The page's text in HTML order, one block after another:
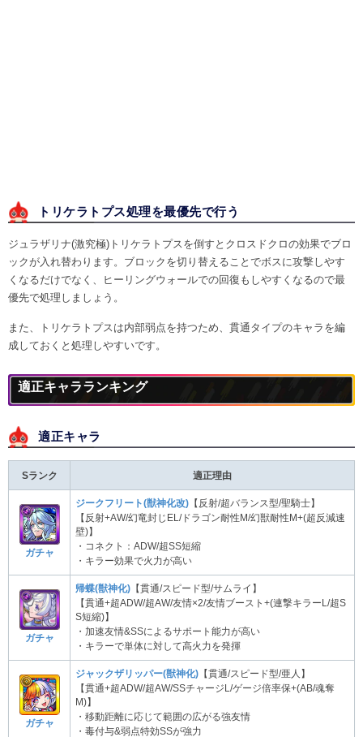
トリケラトプス処理を最優先で行う
ジュラザリナ(激究極)トリケラトプスを倒すとクロスドクロの効果でブロ
ックが入れ替わります。ブロックを切り替えることでボスに攻撃しやす
くなるだけでなく、ヒーリングウォールでの回復もしやすくなるので最
優先で処理しましょう。
また、トリケラトプスは内部弱点を持つため、貫通タイプのキャラを編
成しておくと処理しやすいです。
適正キャラランキング
適正キャラ
Sランク 適正理由
ガチャ
ジークフリート(獣神化改) 【反射/超バランス型/聖騎士】
【反射+AW/幻竜封じEL/ドラゴン耐性M/幻獣耐性M+(超反減速
壁)】
・コネクト：ADW/超SS短縮
・キラー効果で火力が高い
ガチャ
帰蝶(獣神化) 【貫通/スピード型/サムライ】
【貫通+超ADW/超AW/友情×2/友情ブースト+(連撃キラーL/超S
S短縮)】
・加速友情&SSによるサポート能力が高い
・キラーで単体に対して高火力を発揮
ガチャ
ジャックザリッパー(獣神化) 【貫通/スピード型/亜人】
【貫通+超ADW/超AW/SSチャージL/ゲージ倍率保+(AB/魂奪
M)】
・移動距離に応じて範囲の広がる強友情
・毒付与&弱点特効SSが強力